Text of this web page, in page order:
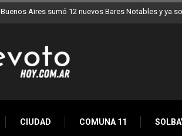
Buenos Aires sumó 12 nuevos Bares Notables y ya
CIUDAD COMUNA 11